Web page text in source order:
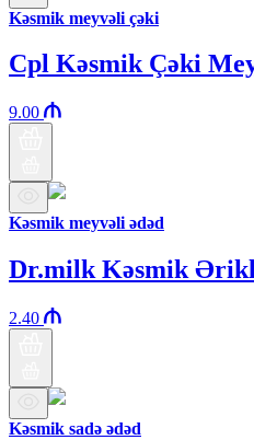
Kəsmik meyvəli çəki
Cpl Kəsmik Çəki
9.00
Kəsmik meyvəli ədəd
Dr.milk Kəsmik
2.40
Kəsmik sadə ədəd